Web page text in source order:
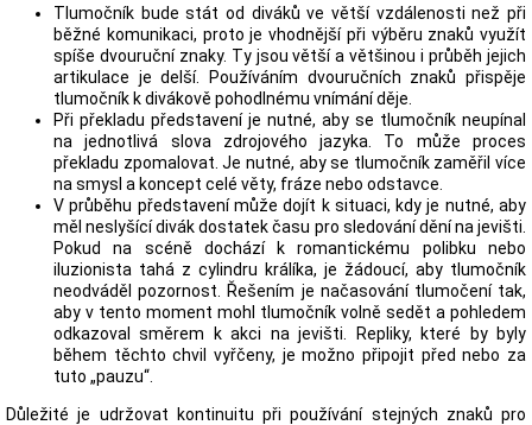
Tlumočník bude stát od diváků ve větší vzdálenosti než při
běžné komunikaci, proto je vhodnější při výběru znaků využít
spíše dvouruční znaky. Ty jsou větší a většinou i průběh jejich
artikulace je delší. Používáním dvouručních znaků přispěje
tlumočník k divákově pohodlnému vnímání děje.
Při překladu představení je nutné, aby se tlumočník neupínal
na jednotlivá slova zdrojového jazyka. To může proces
překladu zpomalovat. Je nutné, aby se tlumočník zaměřil více
na smysl a koncept celé věty, fráze nebo odstavce.
V průběhu představení může dojít k situaci, kdy je nutné, aby
měl neslyšící divák dostatek času pro sledování dění na jevišti.
Pokud na scéně dochází k romantickému polibku nebo
iluzionista tahá z cylindru králíka, je žádoucí, aby tlumočník
neodváděl pozornost. Řešením je načasování tlumočení tak,
aby v tento moment mohl tlumočník volně sedět a pohledem
odkazoval směrem k akci na jevišti. Repliky, které by byly
během těchto chvil vyřčeny, je možno připojit před nebo za
tuto „pauzu“.
Důležité je udržovat kontinuitu při používání stejných znaků pro